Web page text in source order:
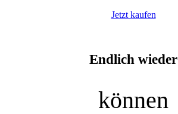
Jetzt kaufen
Endlich wieder
können